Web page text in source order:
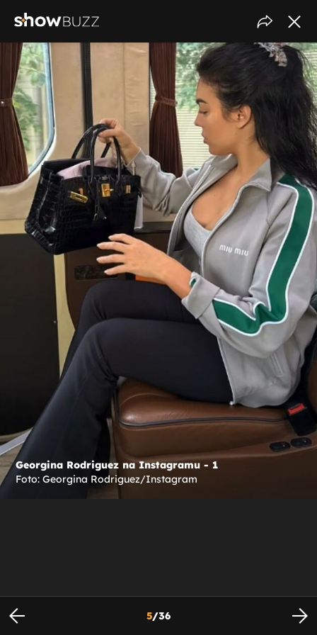
Georgina Rodriguez na Instagramu - 1
Foto: Georgina Rodriguez/Instagram
5/36